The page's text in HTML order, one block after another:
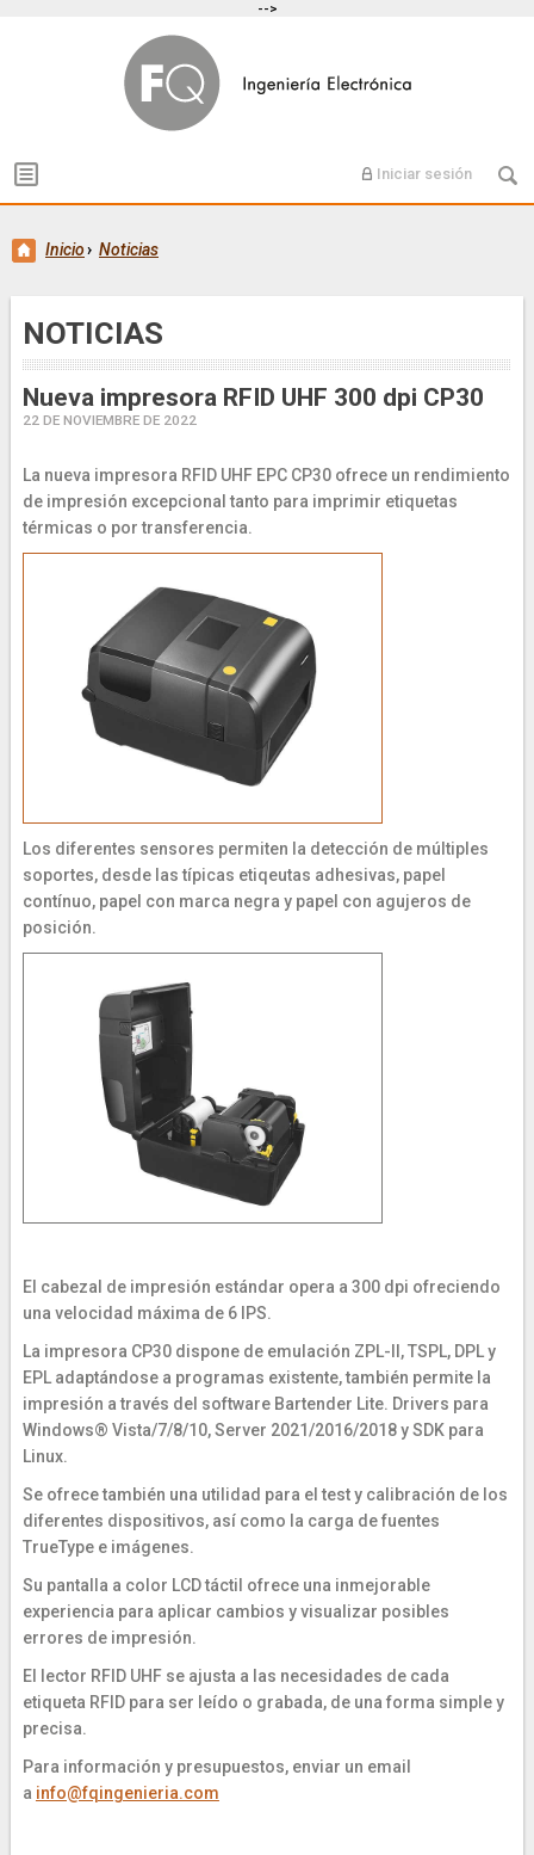
-->
Iniciar sesión
Inicio› Noticias
NOTICIAS
Nueva impresora RFID UHF 300 dpi CP30
22 DE NOVIEMBRE DE 2022
La nueva impresora RFID UHF EPC CP30 ofrece un rendimiento
de impresión excepcional tanto para imprimir etiquetas
térmicas o por transferencia.
Los diferentes sensores permiten la detección de múltiples
soportes, desde las típicas etiqeutas adhesivas, papel
contínuo, papel con marca negra y papel con agujeros de
posición.
El cabezal de impresión estándar opera a 300 dpi ofreciendo
una velocidad máxima de 6 IPS.
La impresora CP30 dispone de emulación ZPL-II, TSPL, DPL y
EPL adaptándose a programas existente, también permite la
impresión a través del software Bartender Lite. Drivers para
Windows® Vista/7/8/10, Server 2021/2016/2018 y SDK para
Linux.
Se ofrece también una utilidad para el test y calibración de los
diferentes dispositivos, así como la carga de fuentes
TrueType e imágenes.
Su pantalla a color LCD táctil ofrece una inmejorable
experiencia para aplicar cambios y visualizar posibles
errores de impresión.
El lector RFID UHF se ajusta a las necesidades de cada
etiqueta RFID para ser leído o grabada, de una forma simple y
precisa.
Para información y presupuestos, enviar un email
a info@fqingenieria.com